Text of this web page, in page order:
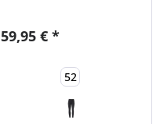
59,95 € *
52